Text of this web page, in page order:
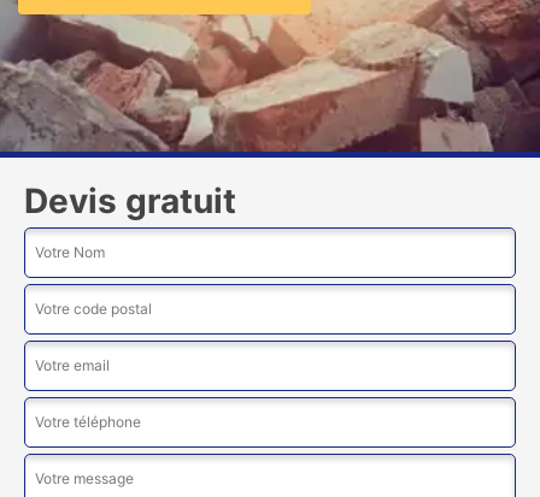
Devis gratuit